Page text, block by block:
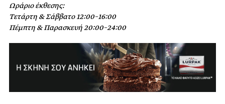
Ωράριο έκθεσης:
Τετάρτη & Σάββατο 12:00–16:00
Πέμπτη & Παρασκευή 20:00–24:00